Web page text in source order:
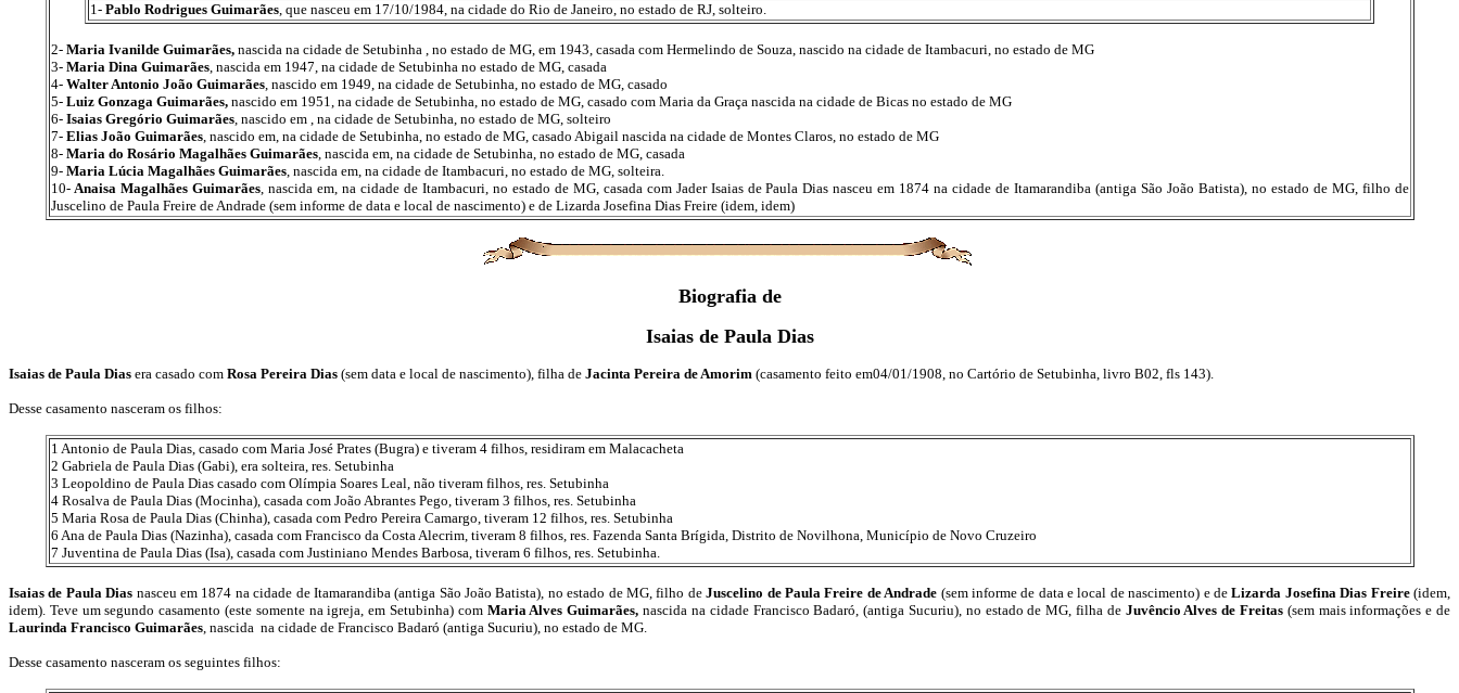
1- Pablo Rodrigues Guimarães, que nasceu em 17/10/1984, na cidade do Rio de Janeiro, no estado de RJ, solteiro.
2-Maria Ivanilde Guimarães,nascida na cidade de Setubinha , no estado de MG, em 1943, casada com Hermelindo de Souza, nascido na cidade de Itambacuri, no estado de MG
3- Maria Dina Guimarães, nascida em 1947, na cidade de Setubinha no estado de MG, casada
4- Walter Antonio João Guimarães, nascido em 1949, na cidade de Setubinha, no estado de MG, casado
5- Luiz Gonzaga Guimarães,nascido em 1951, na cidade de Setubinha, no estado de MG, casado com Maria da Graça nascida na cidade de Bicas no estado de MG
6- Isaias Gregório Guimarães, nascido em , na cidade de Setubinha, no estado de MG, solteiro
7- Elias João Guimarães, nascido em, na cidade de Setubinha, no estado de MG, casado Abigail nascida na cidade de Montes Claros, no estado de MG
8- Maria do Rosário Magalhães Guimarães, nascida em, na cidade de Setubinha, no estado de MG, casada
9- Maria Lúcia Magalhães Guimarães, nascida em, na cidade de Itambacuri, no estado de MG, solteira.
10-Anaisa Magalhães Guimarães, nascida em, na cidade de Itambacuri, no estado de MG, casada com Jader Isaias de Paula Dias nasceu em 1874 na cidade de Itamarandiba (antiga São João Batista), no estado de MG, filho de
Juscelino de Paula Freire de Andrade (sem informe de data e local de nascimento) e de Lizarda Josefina Dias Freire (idem, idem)
Biografia de
Isaias de Paula Dias
Isaias de Paula Dias era casado com Rosa Pereira Dias (sem data e local de nascimento), filha de Jacinta Pereira de Amorim (casamento feito em04/01/1908, no Cartório de Setubinha, livro B02, fls 143).
Desse casamento nasceram os filhos:
1 Antonio de Paula Dias, casado com Maria José Prates (Bugra) e tiveram 4 filhos, residiram em Malacacheta
2 Gabriela de Paula Dias (Gabi), era solteira, res. Setubinha
3 Leopoldino de Paula Dias casado com Olímpia Soares Leal, não tiveram filhos, res. Setubinha
4 Rosalva de Paula Dias (Mocinha), casada com João Abrantes Pego, tiveram 3 filhos, res. Setubinha
5 Maria Rosa de Paula Dias (Chinha), casada com Pedro Pereira Camargo, tiveram 12 filhos, res. Setubinha
6 Ana de Paula Dias (Nazinha), casada com Francisco da Costa Alecrim, tiveram 8 filhos, res. Fazenda Santa Brígida, Distrito de Novilhona, Município de Novo Cruzeiro
7 Juventina de Paula Dias (Isa), casada com Justiniano Mendes Barbosa, tiveram 6 filhos, res. Setubinha.
Isaias de Paula Dias nasceu em 1874 na cidade de Itamarandiba (antiga São João Batista), no estado de MG, filho deJuscelino de Paula Freire de Andrade (sem informe de data e local de nascimento) e deLizarda Josefina Dias Freire(idem,
idem). Teve um segundo casamento (este somente na igreja, em Setubinha) com Maria Alves Guimarães, nascida na cidade Francisco Badaró, (antiga Sucuriu), no estado de MG, filha de Juvêncio Alves de Freitas (sem mais informações e de
Laurinda Francisco Guimarães, nascida na cidade de Francisco Badaró (antiga Sucuriu), no estado de MG.
Desse casamento nasceram os seguintes filhos: